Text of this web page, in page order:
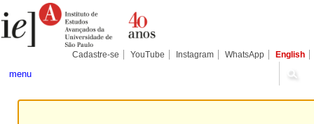
para
conteúdo.
Pessoais
Cadastre-se YouTube Instagram WhatsApp English
menu